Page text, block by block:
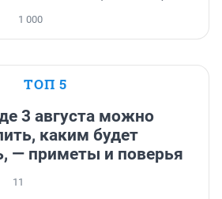
1 000
ТОП 5
3 августа можно
каким будет
— приметы и поверья
11